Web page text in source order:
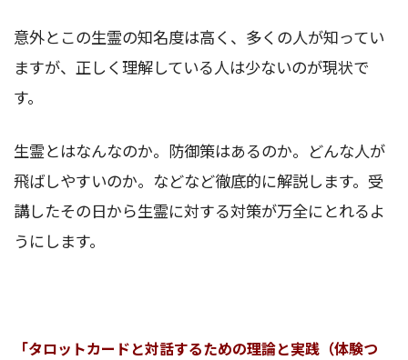
意外とこの生霊の知名度は高く、多くの人が知ってい
ますが、正しく理解している人は少ないのが現状で
す。
生霊とはなんなのか。防御策はあるのか。どんな人が
飛ばしやすいのか。などなど徹底的に解説します。受
講したその日から生霊に対する対策が万全にとれるよ
うにします。
「タロットカードと対話するための理論と実践（体験つ